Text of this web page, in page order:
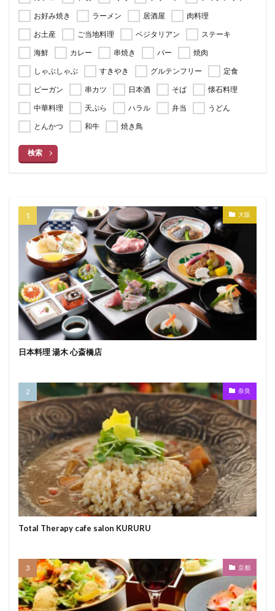
お好み焼き
ラーメン 居酒屋
肉料理
お土産
ご当地料理 ベジタリアン
ステーキ
海鮮
カレー 串焼き バー
焼肉
しゃぶしゃぶ
すきやき グルテンフリー
定食
ビーガン
串カツ 日本酒 そば
懐石料理
中華料理
天ぷら ハラル 弁当
うどん
とんかつ
和牛 焼き鳥
検索
大阪
日本料理 湯木 心斎橋店
奈良
Total Therapy cafe salon KURURU
京都